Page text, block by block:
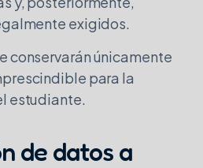
exigidos.
conservarán únicamente
para la
estudiante.
de datos a